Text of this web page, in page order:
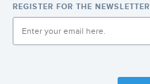
REGISTER FOR THE NEWSLETTER